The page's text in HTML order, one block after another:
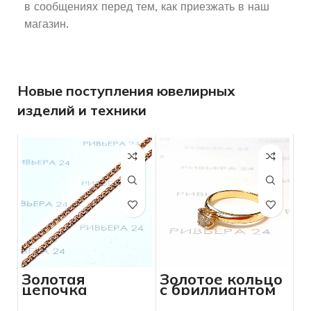
в сообщениях перед тем, как приезжать в наш
магазин.
Новые поступления ювелирных
изделий и техники
Золотая
цепочка
Бисмарк 585
Золотое кольцо
с бриллиантом
585 пробы 2.57